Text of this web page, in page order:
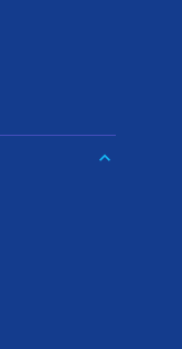
keyboard_arrow_down